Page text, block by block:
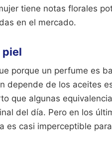
tiene notas florales
en el mercado.
piel
porque un perfume es
depende de los aceites
que algunas
del día. Pero en los
es casi imperceptible